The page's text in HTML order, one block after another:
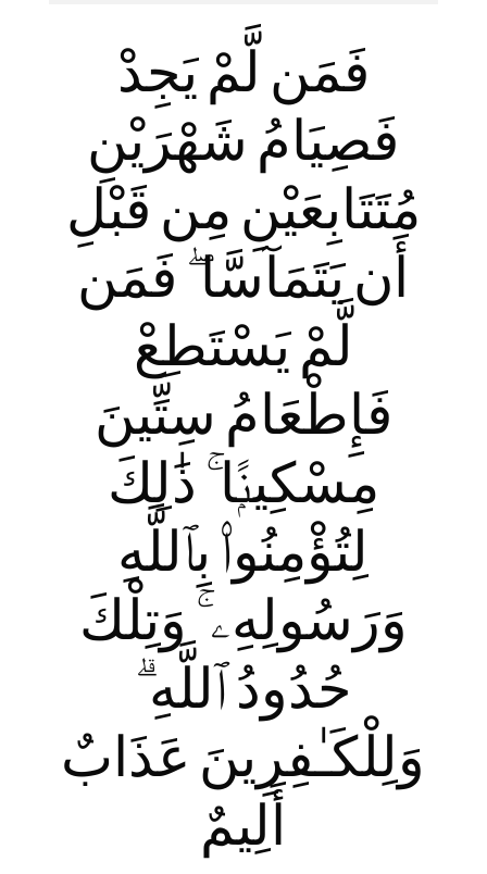
فَمَن لَّمْ يَجِدْ
فَصِيَامُ شَهْرَيْنِ
مُتَتَابِعَيْنِ مِن قَبْلِ
أَن يَتَمَآسَّا ۖ فَمَن
لَّمْ يَسْتَطِعْ
فَإِطْعَامُ سِتِّينَ
مِسْكِينًۭا ۚ ذَ‌ٰلِكَ
لِتُؤْمِنُوا۟ بِٱللَّهِ
وَرَسُولِهِۦ ۚ وَتِلْكَ
حُدُودُ ٱللَّهِ ۗ
وَلِلْكَـٰفِرِينَ عَذَابٌ
أَلِيمٌ